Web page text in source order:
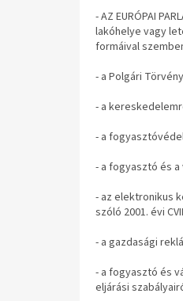
- AZ EURÓPAI
lakóhelye vagy
formáival
- a Polgári
- a
- a
- a fogyasztó és
- az elektronikus
szóló 2001. évi
- a gazdasági
- a fogyasztó és
eljárási